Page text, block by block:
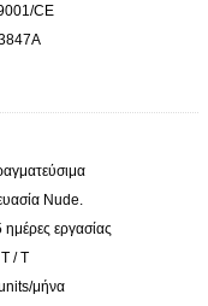
CE
Nude.
εργασίας
/ T
μήνα